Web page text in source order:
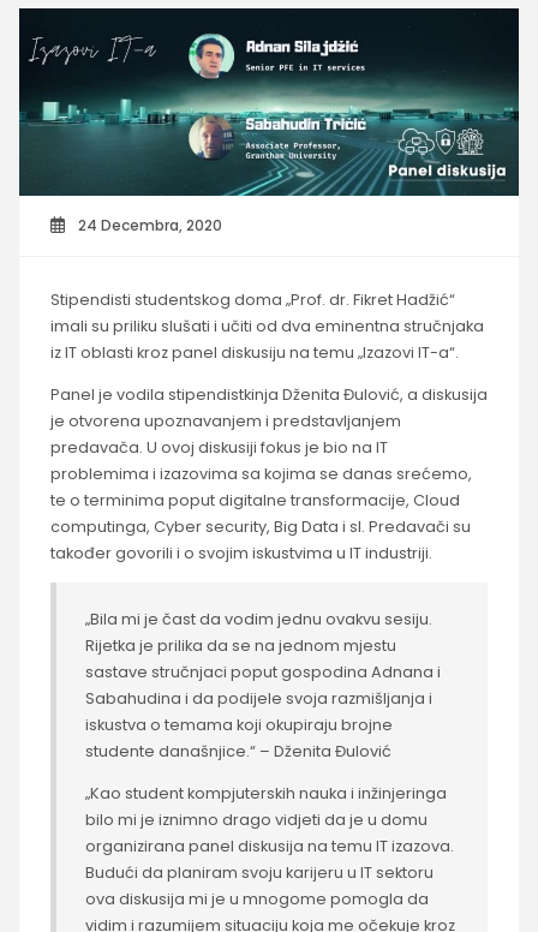
24 Decembra, 2020
Stipendisti studentskog doma „Prof. dr. Fikret Hadžić“
imali su priliku slušati i učiti od dva eminentna stručnjaka
iz IT oblasti kroz panel diskusiju na temu „Izazovi IT-a“.
Panel je vodila stipendistkinja Dženita Đulović, a diskusija
je otvorena upoznavanjem i predstavljanjem
predavača. U ovoj diskusiji fokus je bio na IT
problemima i izazovima sa kojima se danas srećemo,
te o terminima poput digitalne transformacije, Cloud
computinga, Cyber security, Big Data i sl. Predavači su
također govorili i o svojim iskustvima u IT industriji.
„Bila mi je čast da vodim jednu ovakvu sesiju.
Rijetka je prilika da se na jednom mjestu
sastave stručnjaci poput gospodina Adnana i
Sabahudina i da podijele svoja razmišljanja i
iskustva o temama koji okupiraju brojne
studente današnjice.“ – Dženita Đulović
„Kao student kompjuterskih nauka i inžinjeringa
bilo mi je iznimno drago vidjeti da je u domu
organizirana panel diskusija na temu IT izazova.
Budući da planiram svoju karijeru u IT sektoru
ova diskusija mi je u mnogome pomogla da
vidim i razumijem situaciju koja me očekuje kroz